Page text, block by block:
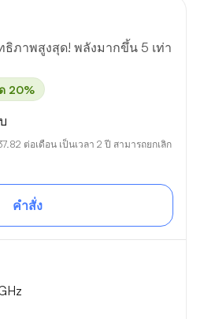
ภาพสูงสุด! พลังมากขึ้น 5 เท่า
20%
ต่อเดือน เป็นเวลา 2 ปี สามารถยกเลิก
คำสั่ง